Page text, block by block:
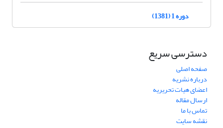
دوره 1 (1381)
دسترسی سریع
صفحه اصلی
درباره نشریه
اعضای هیات تحریریه
ارسال مقاله
تماس با ما
نقشه سایت